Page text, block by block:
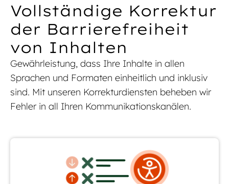
Vollständige Korrektur
der Barrierefreiheit
von Inhalten
Gewährleistung, dass Ihre Inhalte in allen
Sprachen und Formaten einheitlich und inklusiv
sind. Mit unseren Korrekturdiensten beheben wir
Fehler in all Ihren Kommunikationskanälen.